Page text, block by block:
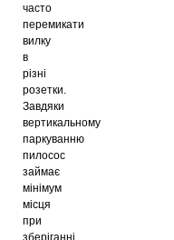
часто
перемикати
вилку
в
різні
розетки.
Завдяки
вертикальному
паркуванню
пилосос
займає
мінімум
місця
при
зберіганні,